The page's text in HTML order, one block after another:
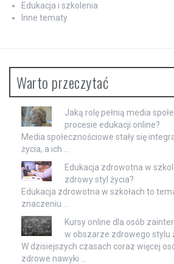
Edukacja i szkolenia
Inne tematy
Warto przeczytać
Jaką rolę pełnią media
procesie edukacji online?
Media społecznościowe stały się
życia, a ich …
Edukacja zdrowotna w
zdrowy styl życia?
Edukacja zdrowotna w szkołach to
znaczeniu …
Kursy online dla osób
w obszarze zdrowego stylu
W dzisiejszych czasach coraz więcej
zdrowe nawyki …